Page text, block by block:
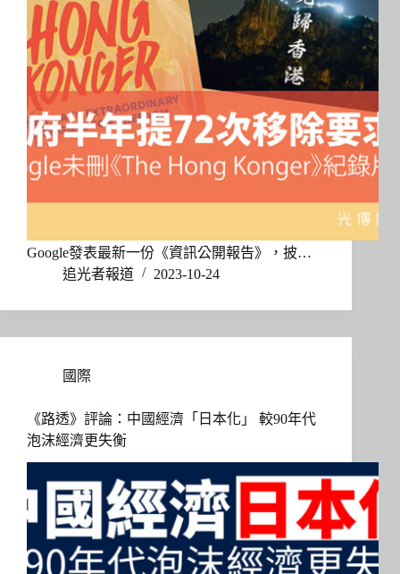
Google發表最新一份《資訊公開報告》，披…
追光者報道
2023-10-24
國際
《路透》評論：中國經濟「日本化」 較90年代
泡沫經濟更失衡